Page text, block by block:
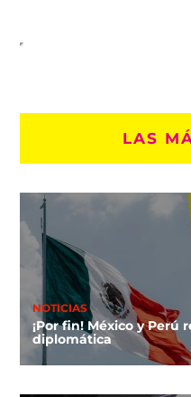
LAS
NOTICIAS
¡Por fin! México y Perú
diplomática